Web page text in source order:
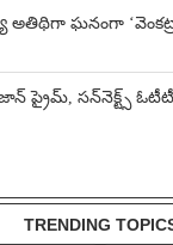
అతిథిగా ఘనంగా
సన్‌నెక్ట్స్
TRENDING